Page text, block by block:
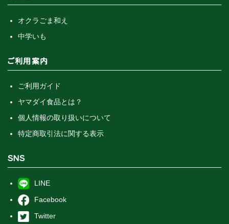
オクラごま和え
中学いも
ご利用案内
ご利用ガイド
ヤマダイ食品とは？
個人情報の取り扱いについて
特定商取引法に関する表示
SNS
LINE
Facebook
Twitter